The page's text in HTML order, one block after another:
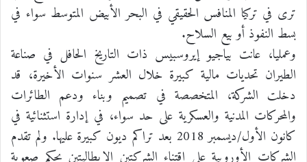
ترى في تركيا المنافس الحقيقي في البحر الأبيض المتوسط سواء في
بسط النفوذ أو بيع السلاح.
وعمليا، عانت بياجيو إيروسبيس ذات التاريخ الحافل في صناعة
الطيران تحديات مالية كبيرة خلال العشر سنوات الأخيرة، قد
دخلت الشركة، المتخصصة في تصميم وبناء ودعم الطائرات
والمحركات المدنية والعسكرية على حد سواء، في إدارة استثنائية في
كانون الأول/ديسمبر 2018 بعد تراكم ديون كبيرة عليها. ولم تقدم